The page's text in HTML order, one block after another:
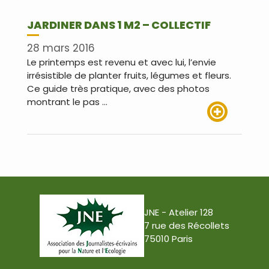
JARDINER DANS 1 M2 – COLLECTIF
28 mars 2016
Le printemps est revenu et avec lui, l’envie
irrésistible de planter fruits, légumes et fleurs.
Ce guide très pratique, avec des photos
montrant le pas …
JNE - Atelier 128
7 rue des Récollets
75010 Paris